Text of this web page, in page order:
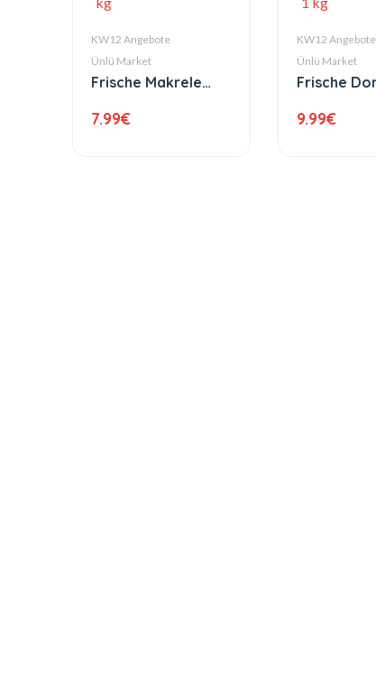
KW12 Angebote
Ünlü Market
Frische Makrele
kg
7.99€
KW12 Angebote
Ünlü Market
Frische
1 kg
9.99€